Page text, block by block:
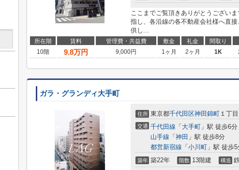
ここまでご覧頂きありがとうござい
指し、各沿線の各不動産会社様へ直
供し...
所在階 賃料 管理費・共益費 敷金 礼金 間取り
10階
9.8万円 9,000円 1ヶ月 2ヶ月 1K
ガラ・グランディ大手町
住所 東京都千代田区神田錦町 １丁目
交通 千代田線 「 大手町 」駅 徒歩6分
山手線 「 神田 」駅 徒歩8分
都営新宿線 「 小川町 」駅 徒歩5
築年 築22年 階数 13階建 構造